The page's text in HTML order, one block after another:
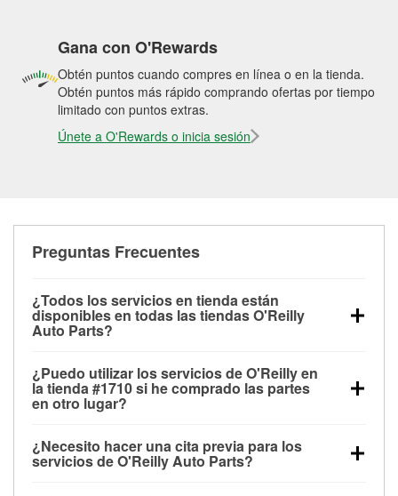
Gana con O'Rewards
Obtén puntos cuando compres en línea o en la tienda.
Obtén puntos más rápido comprando ofertas por tiempo
limitado con puntos extras.
Únete a O'Rewards o inicia sesión
Preguntas Frecuentes
¿Todos los servicios en tienda están
disponibles en todas las tiendas O'Reilly
Auto Parts?
las pruebas de batería, pruebas de alternador y
motor de arranque, revisión de la luz “Check Engine”
con O'Reilly VeriScan® e instalación de
limpiaparabrisas o bombillas, están disponibles en
todas las tiendas O'Reilly Auto Parts. La tienda
¿Puedo utilizar los servicios de O'Reilly en
la tienda #1710 si he comprado las partes
en otro lugar?
de O'Reilly Auto Parts que estén disponibles en la
tienda #1710 de Marietta, GA aunque hayas
¿Necesito hacer una cita previa para los
servicios de O'Reilly Auto Parts?